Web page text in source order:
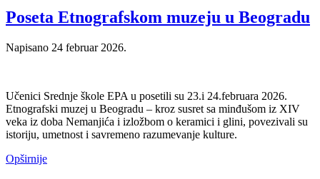
Poseta Etnografskom muzeju u Beogradu
Napisano 24 februar 2026.
Učenici Srednje škole EPA u posetili su 23.i 24.februara 2026.
Etnografski muzej u Beogradu – kroz susret sa minđušom iz XIV
veka iz doba Nemanjića i izložbom o keramici i glini, povezivali su
istoriju, umetnost i savremeno razumevanje kulture.
Opširnije